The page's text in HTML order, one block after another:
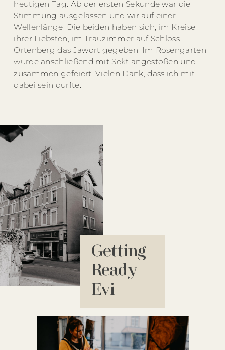
heutigen Tag. Ab der ersten Sekunde war die
Stimmung ausgelassen und wir auf einer
Wellenlänge. Die beiden haben sich, im Kreise
ihrer Liebsten, im Trauzimmer auf Schloss
Ortenberg das Jawort gegeben. Im Rosengarten
wurde anschließend mit Sekt angestoßen und
zusammen gefeiert. Vielen Dank, dass ich mit
dabei sein durfte.
Getting
Ready
Evi